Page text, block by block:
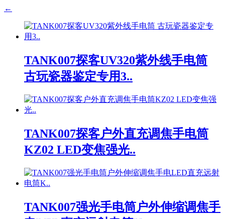
←
TANK007探客UV320紫外线手电筒
古玩瓷器鉴定专用3..
TANK007探客户外直充调焦手电筒
KZ02 LED变焦强光..
TANK007强光手电筒户外伸缩调焦手